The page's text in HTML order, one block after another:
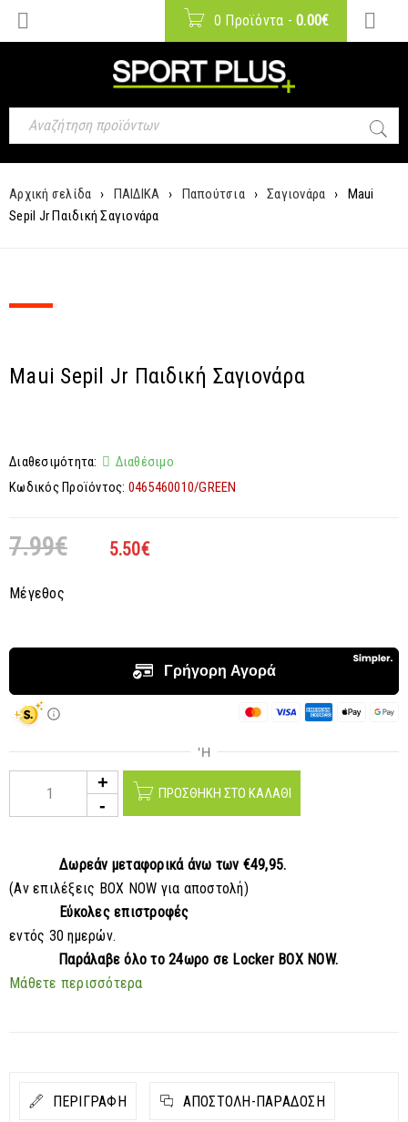
0 Προϊόντα - 0.00€
Αρχική σελίδα › ΠΑΙΔΙΚΑ › Παπούτσια › Σαγιονάρα ›
Maui
Sepil Jr Παιδική Σαγιονάρα
Maui Sepil Jr Παιδική Σαγιονάρα
Διαθεσιμότητα:
Διαθέσιμο
Κωδικός Προϊόντος: 0465460010/GREEN
7.99€ 5.50€
Μέγεθος
ΠΡΟΣΘΉΚΗ ΣΤΟ ΚΑΛΆΘΙ
Δωρεάν μεταφορικά άνω των €49,95.
(Αν επιλέξεις BOX NOW για αποστολή)
Εύκολες επιστροφές
εντός 30 ημερών.
Παράλαβε όλο το 24ωρο σε Locker BOX NOW.
Μάθετε περισσότερα
ΠΕΡΙΓΡΑΦΗ ΑΠΟΣΤΟΛΉ-ΠΑΡΆΔΟΣΗ